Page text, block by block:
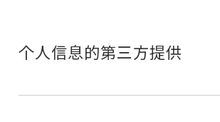
个人信息的第三方提供